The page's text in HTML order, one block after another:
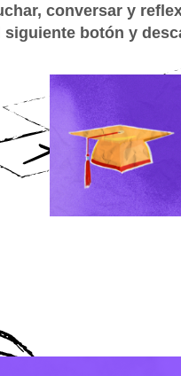
conversar y
siguiente botón y